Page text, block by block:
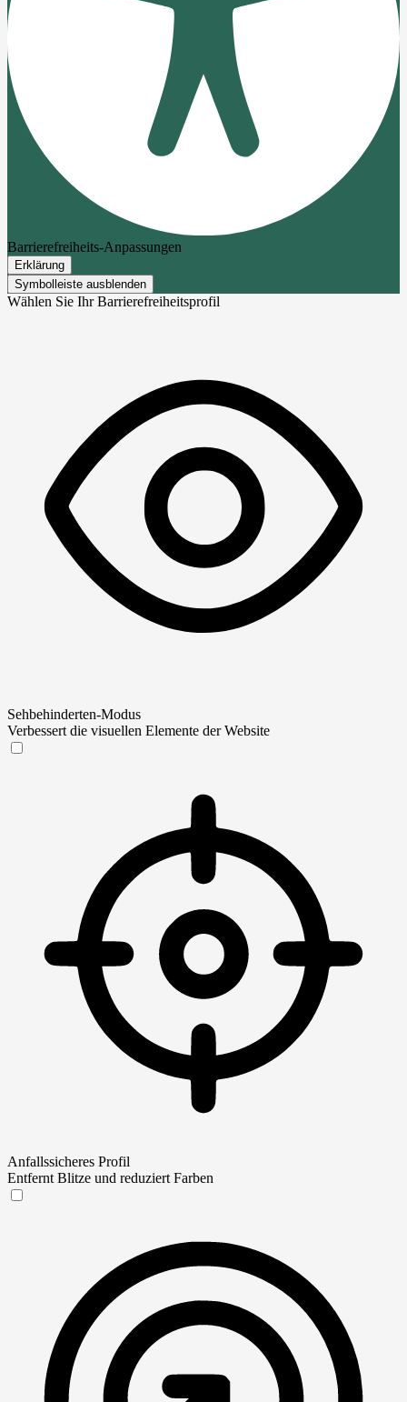
Barrierefreiheits-Anpassungen
Erklärung
Symbolleiste ausblenden
Wählen Sie Ihr Barrierefreiheitsprofil
Sehbehinderten-Modus
Verbessert die visuellen Elemente der Website
Anfallssicheres Profil
Entfernt Blitze und reduziert Farben